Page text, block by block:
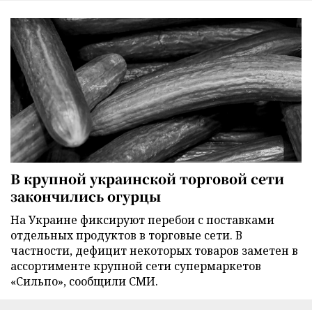
В крупной украинской торговой сети
закончились огурцы
На Украине фиксируют перебои с поставками
отдельных продуктов в торговые сети. В
частности, дефицит некоторых товаров заметен в
ассортименте крупной сети супермаркетов
«Сильпо», сообщили СМИ.